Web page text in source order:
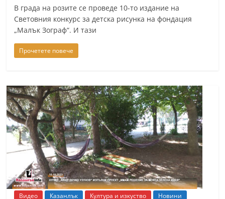
В града на розите се проведе 10-то издание на
Световния конкурс за детска рисунка на фондация
„Малък Зограф“. И тази
Прочетете повече
Видео Казанлък Култура и изкуство Новини